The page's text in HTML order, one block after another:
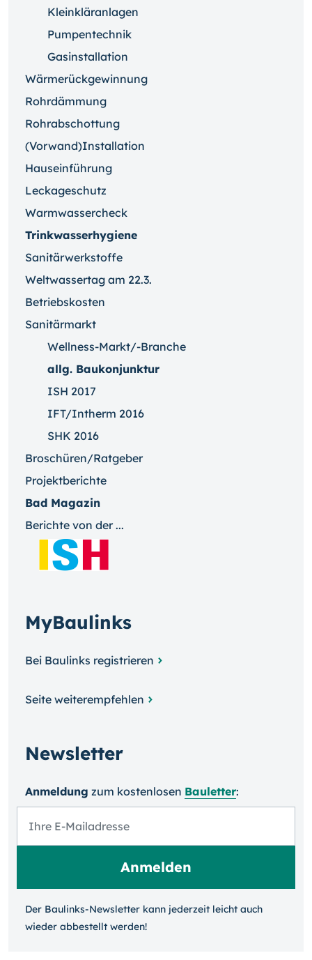
Kleinkläranlagen
Pumpentechnik
Gasinstallation
Wärmerückgewinnung
Rohrdämmung
Rohrabschottung
(Vorwand)Installation
Hauseinführung
Leckageschutz
Warmwassercheck
Trinkwasserhygiene
Sanitärwerkstoffe
Weltwassertag am 22.3.
Betriebskosten
Sanitärmarkt
Wellness-Markt/-Branche
allg. Baukonjunktur
ISH 2017
IFT/Intherm 2016
SHK 2016
Broschüren/Ratgeber
Projektberichte
Bad Magazin
Berichte von der ...
MyBaulinks
Bei Baulinks registrieren
Seite weiterempfehlen
Newsletter
Anmeldung zum kosten­losen Bauletter:
Der Baulinks-Newsletter kann jeder­zeit leicht auch
wieder ab­bestellt werden!